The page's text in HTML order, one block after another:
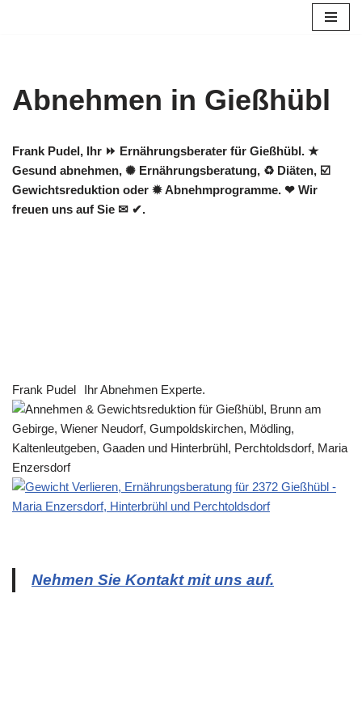
Abnehmen in Gießhübl
Frank Pudel, Ihr ⏩ Ernährungsberater für Gießhübl. ★
Gesund abnehmen, ✺ Ernährungsberatung, ♻ Diäten, ☑️
Gewichtsreduktion oder ✹ Abnehmprogramme. ❤ Wir
freuen uns auf Sie ✉ ✔.
Frank Pudel Ihr Abnehmen Experte.
Nehmen Sie Kontakt mit uns auf.